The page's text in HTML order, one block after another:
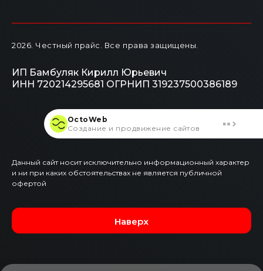
2026. Честный прайс. Все права защищены.
ИП Бамбуляк Кирилл Юрьевич
ИНН 720214295681 ОГРНИП 319237500386189
Данный сайт носит исключительно информационный характер
и ни при каких обстоятельствах не является публичной
офертой
Наверх
OctoWeb
Создание и продвижение сайтов